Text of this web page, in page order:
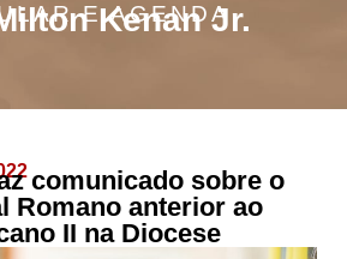
E AGENDA
Kenan Jr.
comunicado sobre o
Romano anterior ao
II na Diocese